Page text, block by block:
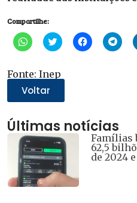
Compartilhe:
Clique
para
WhatsApp(abre
em
nova
janela)
Clique
para
Twitter(abre
em
Clique
para para
Fonte: Inep
Voltar
Últimas notícias
Famílias
62,5
de 2024